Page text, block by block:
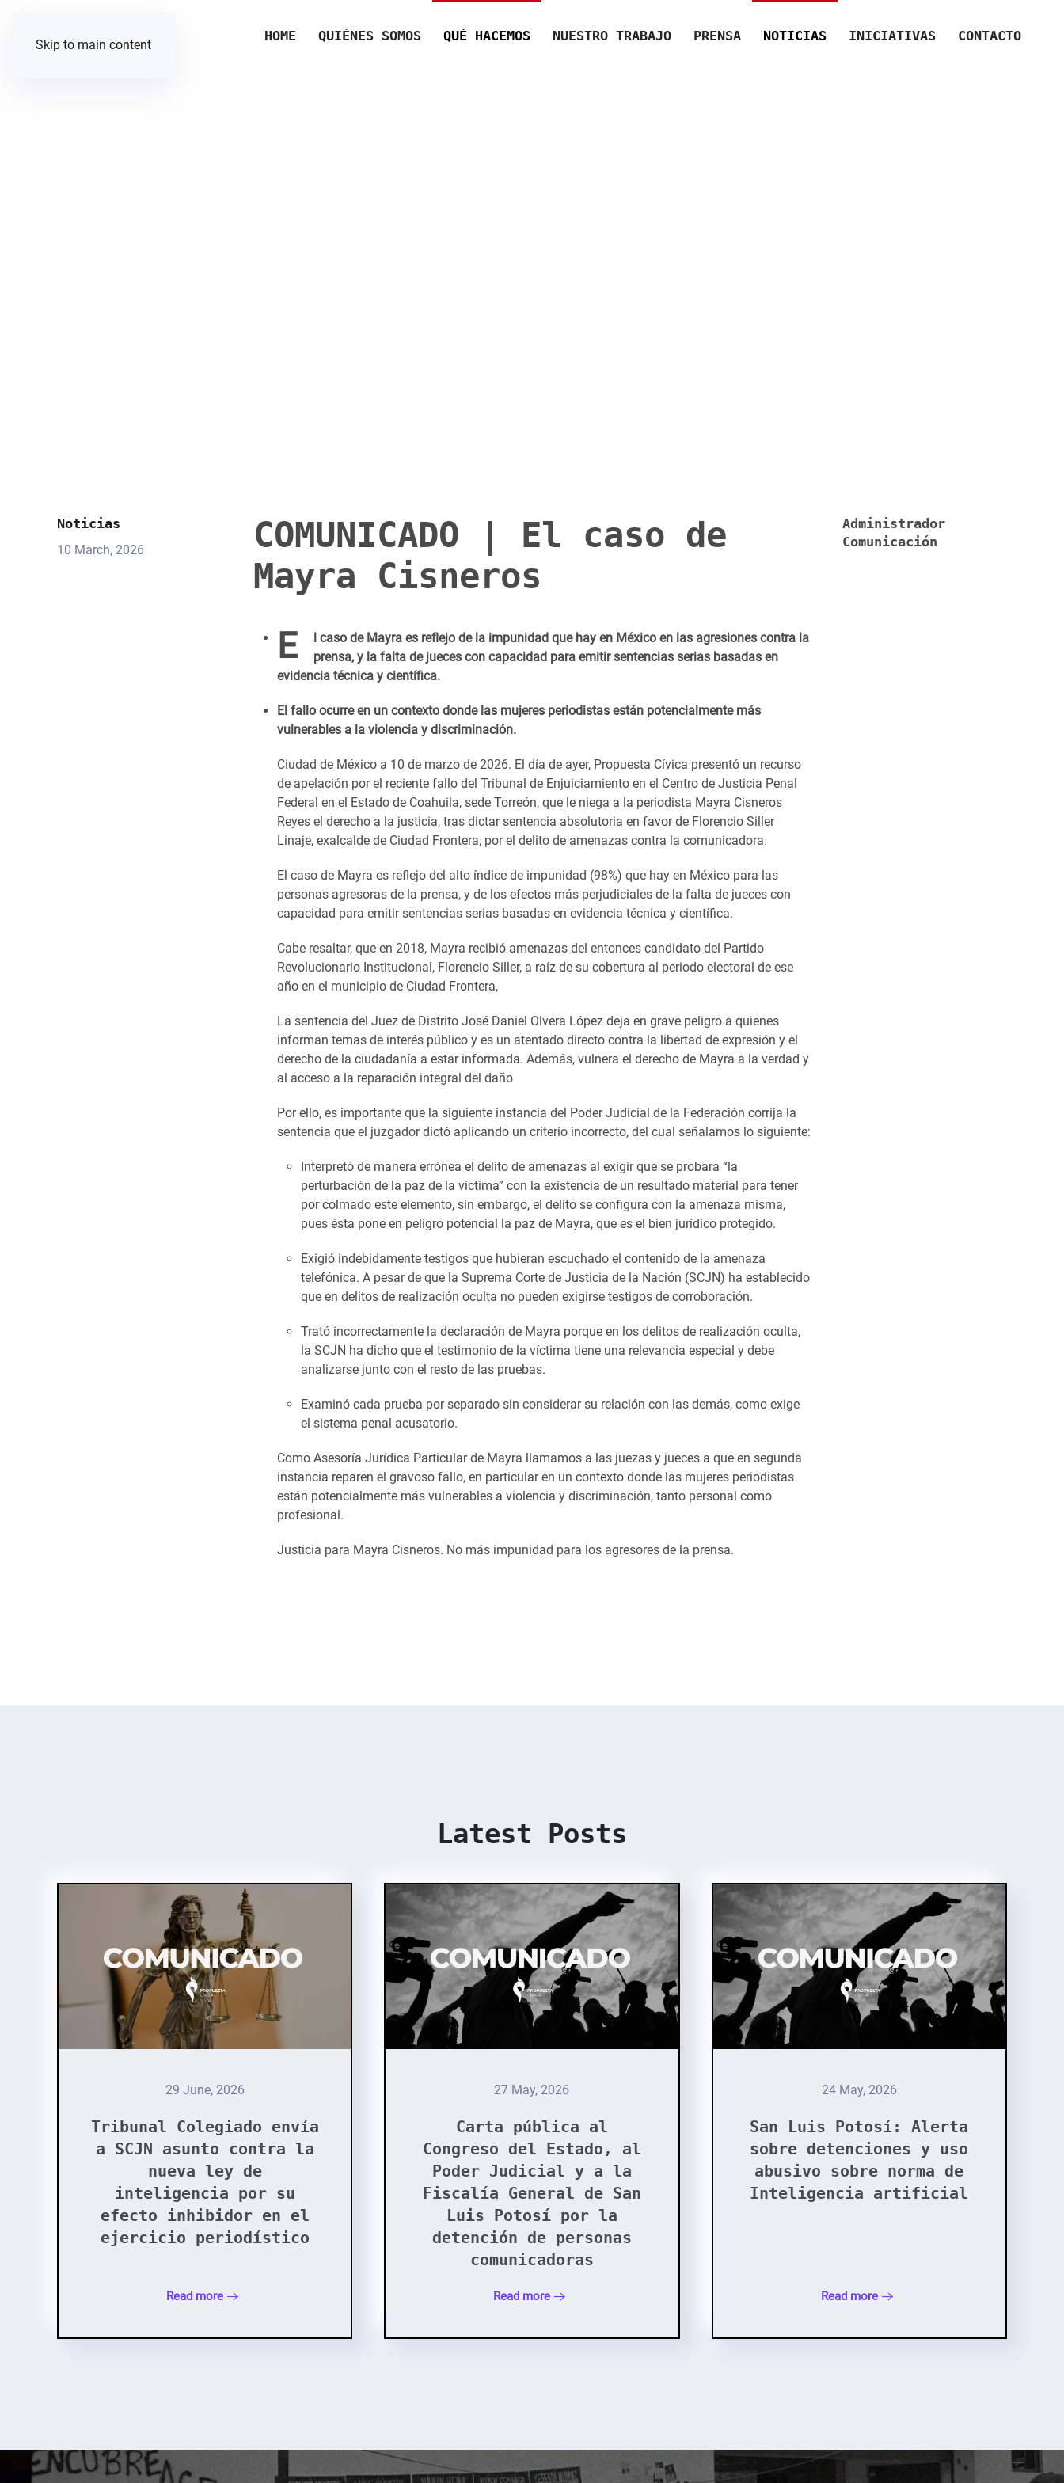
Skip to main content
HOME QUIÉNES SOMOS QUÉ HACEMOS NUESTRO TRABAJO PRENSA NOTICIAS INICIATIVAS CONTACTO
Noticias
10 March, 2026
COMUNICADO | El caso de
Mayra Cisneros
E
l caso de Mayra es reflejo de la impunidad que hay en México en las agresiones contra la
prensa, y la falta de jueces con capacidad para emitir sentencias serias basadas en
evidencia técnica y científica.
El fallo ocurre en un contexto donde las mujeres periodistas están potencialmente más
vulnerables a la violencia y discriminación.
Ciudad de México a 10 de marzo de 2026. El día de ayer, Propuesta Cívica presentó un recurso
de apelación por el reciente fallo del Tribunal de Enjuiciamiento en el Centro de Justicia Penal
Federal en el Estado de Coahuila, sede Torreón, que le niega a la periodista Mayra Cisneros
Reyes el derecho a la justicia, tras dictar sentencia absolutoria en favor de Florencio Siller
Linaje, exalcalde de Ciudad Frontera, por el delito de amenazas contra la comunicadora.
El caso de Mayra es reflejo del alto índice de impunidad (98%) que hay en México para las
personas agresoras de la prensa, y de los efectos más perjudiciales de la falta de jueces con
capacidad para emitir sentencias serias basadas en evidencia técnica y científica.
Cabe resaltar, que en 2018, Mayra recibió amenazas del entonces candidato del Partido
Revolucionario Institucional, Florencio Siller, a raíz de su cobertura al periodo electoral de ese
año en el municipio de Ciudad Frontera,
La sentencia del Juez de Distrito José Daniel Olvera López deja en grave peligro a quienes
informan temas de interés público y es un atentado directo contra la libertad de expresión y el
derecho de la ciudadanía a estar informada. Además, vulnera el derecho de Mayra a la verdad y
al acceso a la reparación integral del daño
Por ello, es importante que la siguiente instancia del Poder Judicial de la Federación corrija la
sentencia que el juzgador dictó aplicando un criterio incorrecto, del cual señalamos lo siguiente:
Interpretó de manera errónea el delito de amenazas al exigir que se probara “la
perturbación de la paz de la víctima” con la existencia de un resultado material para tener
por colmado este elemento, sin embargo, el delito se configura con la amenaza misma,
pues ésta pone en peligro potencial la paz de Mayra, que es el bien jurídico protegido.
Exigió indebidamente testigos que hubieran escuchado el contenido de la amenaza
telefónica. A pesar de que la Suprema Corte de Justicia de la Nación (SCJN) ha establecido
que en delitos de realización oculta no pueden exigirse testigos de corroboración.
Trató incorrectamente la declaración de Mayra porque en los delitos de realización oculta,
la SCJN ha dicho que el testimonio de la víctima tiene una relevancia especial y debe
analizarse junto con el resto de las pruebas.
Examinó cada prueba por separado sin considerar su relación con las demás, como exige
el sistema penal acusatorio.
Como Asesoría Jurídica Particular de Mayra llamamos a las juezas y jueces a que en segunda
instancia reparen el gravoso fallo, en particular en un contexto donde las mujeres periodistas
están potencialmente más vulnerables a violencia y discriminación, tanto personal como
profesional.
Justicia para Mayra Cisneros. No más impunidad para los agresores de la prensa.
Administrador
Comunicación
Latest Posts
29 June, 2026
Tribunal Colegiado envía
a SCJN asunto contra la
nueva ley de
inteligencia por su
efecto inhibidor en el
ejercicio periodístico
Read more
27 May, 2026
Carta pública al
Congreso del Estado, al
Poder Judicial y a la
Fiscalía General de San
Luis Potosí por la
detención de personas
comunicadoras
Read more
24 May, 2026
San Luis Potosí: Alerta
sobre detenciones y uso
abusivo sobre norma de
Inteligencia artificial
Read more